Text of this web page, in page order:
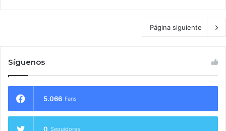
Página siguiente
Síguenos
5.066 Fans
0 Seguidores